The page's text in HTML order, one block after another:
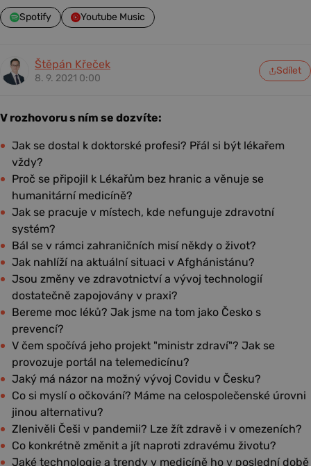
Spotify Youtube Music
Štěpán Křeček
8. 9. 2021 0:00
Sdílet
V rozhovoru s ním se dozvíte:
Jak se dostal k doktorské profesi? Přál si být lékařem
vždy?
Proč se připojil k Lékařům bez hranic a věnuje se
humanitární medicíně?
Jak se pracuje v místech, kde nefunguje zdravotní
systém?
Bál se v rámci zahraničních misí někdy o život?
Jak nahlíží na aktuální situaci v Afghánistánu?
Jsou změny ve zdravotnictví a vývoj technologií
dostatečně zapojovány v praxi?
Bereme moc léků? Jak jsme na tom jako Česko s
prevencí?
V čem spočívá jeho projekt "ministr zdraví"? Jak se
provozuje portál na telemedicínu?
Jaký má názor na možný vývoj Covidu v Česku?
Co si myslí o očkování? Máme na celospolečenské úrovni
jinou alternativu?
Zlenivěli Češi v pandemii? Lze žít zdravě i v omezeních?
Co konkrétně změnit a jít naproti zdravému životu?
Jaké technologie a trendy v medicíně ho v poslední době